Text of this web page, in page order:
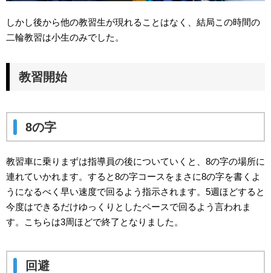
しかし後から他の教習生が現れることはなく、結局この時間の
二輪教習は小生のみでした。
教習開始
8の字
教習車に乗りまずは指導員の後についていくと、8の字の場所に
連れていかれます。すると8の字コースをまさに8の字を書くよ
うになるべく早い速度で回るよう指示されます。5週ほどすると
今度はできるだけゆっくりとしたペースで回るよう言われま
す。こちらは3周ほどで終了となりました。
回避